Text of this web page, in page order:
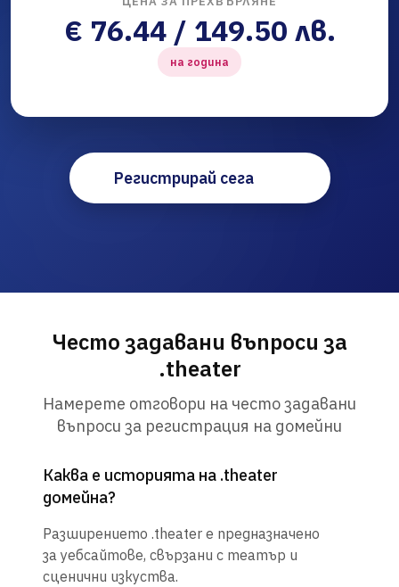
€ 76.44 / 149.50 лв.
на година
Регистрирай сега
Често задавани въпроси за
.theater
Намерете отговори на често задавани
въпроси за регистрация на домейни
Каква е историята на .theater
домейна?
Разширението .theater е предназначено
за уебсайтове, свързани с театър и
сценични изкуства.